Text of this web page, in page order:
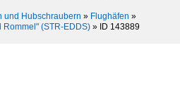
und Hubschraubern » Flughäfen »
Rommel" (STR-EDDS) » ID 143889